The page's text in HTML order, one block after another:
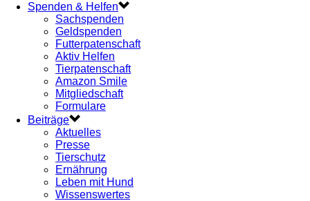
Spenden & Helfen
Sachspenden
Geldspenden
Futterpatenschaft
Aktiv Helfen
Tierpatenschaft
Amazon Smile
Mitgliedschaft
Formulare
Beiträge
Aktuelles
Presse
Tierschutz
Ernährung
Leben mit Hund
Wissenswertes